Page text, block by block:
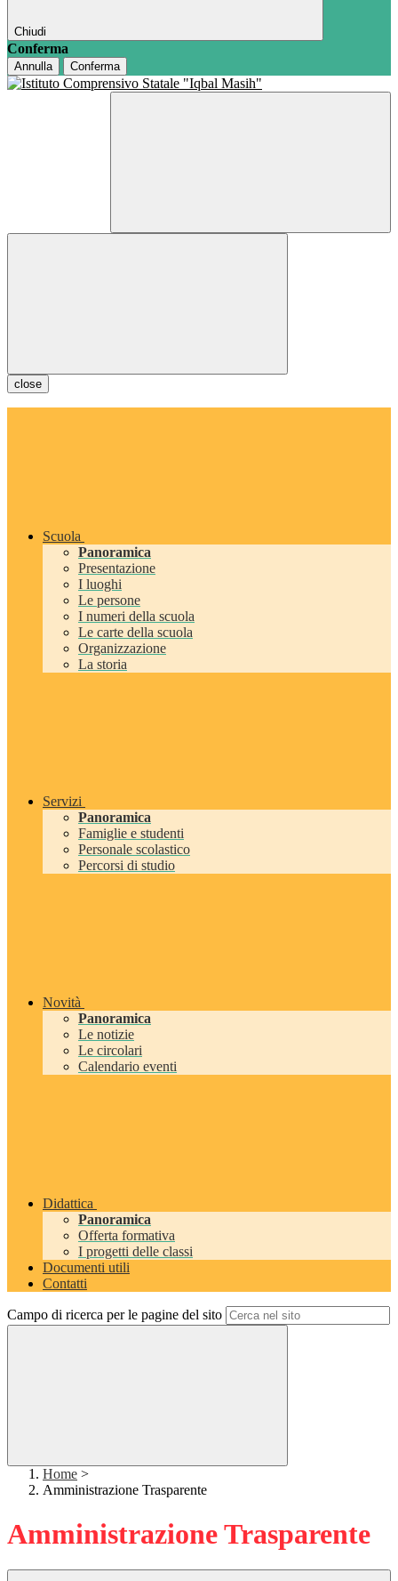
Chiudi
Conferma
Annulla Conferma
close
Scuola
Panoramica
Presentazione
I luoghi
Le persone
I numeri della scuola
Le carte della scuola
Organizzazione
La storia
Servizi
Panoramica
Famiglie e studenti
Personale scolastico
Percorsi di studio
Novità
Panoramica
Le notizie
Le circolari
Calendario eventi
Didattica
Panoramica
Offerta formativa
I progetti delle classi
Documenti utili
Contatti
Campo di ricerca per le pagine del sito
Home >
Amministrazione Trasparente
Amministrazione Trasparente